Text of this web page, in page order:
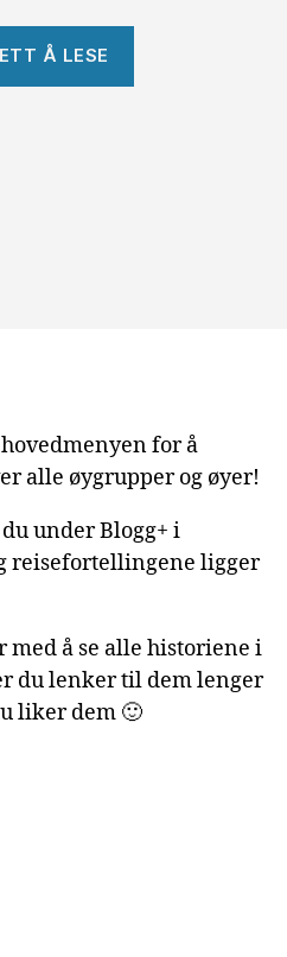
Å LESE
for å
alle øygrupper og øyer!
under Blogg+ i
reisefortellingene ligger
å se alle historiene i
du lenker til dem lenger
liker dem 🙂